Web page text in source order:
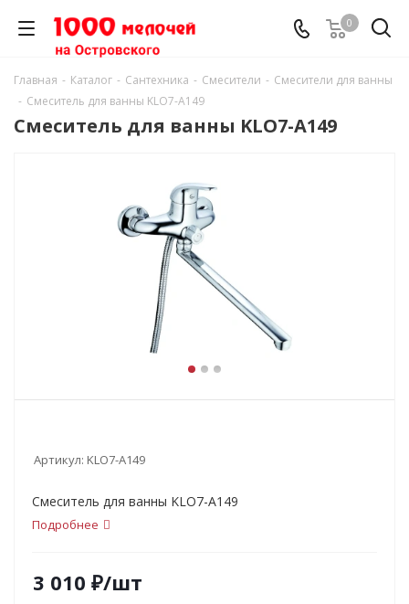
0
Главная - Каталог - Сантехника - Смесители - Смесители для ванны
- Смеситель для ванны KLO7-А149
Смеситель для ванны KLO7-А149
Артикул: KLO7-А149
Смеситель для ванны KLO7-А149
Подробнее
3 010 ₽/шт